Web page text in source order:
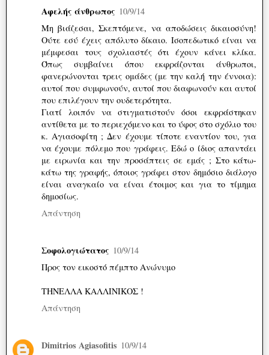
Αφελής άνθρωπος 10/9/14
Μη βιάζεσαι, Σκεπτόμενε, να αποδώσεις δικαιοσύνη!
Ούτε εσύ έχεις απόλυτο δίκαιο. Ισοπεδωτικό είναι να
μέμφεσαι τους σχολιαστές ότι έχουν κάνει κλίκα.
Όπως συμβαίνει όπου εκφράζονται άνθρωποι,
φανερώνονται τρεις ομάδες (με την καλή την έννοια):
αυτοί που συμφωνούν, αυτοί που διαφωνούν και αυτοί
που επιλέγουν την ουδετερότητα.
Γιατί λοιπόν να στιγματιστούν όσοι εκφράστηκαν
αντίθετα με το περιεχόμενο και το ύφος στο σχόλιο του
κ. Αγιασοφίτη ; Δεν έχουμε τίποτε εναντίον του, για
να έχουμε πόλεμο που γράφεις. Εδώ ο ίδιος απαντάει
με ειρωνία και την προσάπτεις σε εμάς ; Στο κάτω-
κάτω της γραφής, όποιος γράφει στον δημόσιο διάλογο
είναι αναγκαίο να είναι έτοιμος και για το τίμημα
δημοσίως.
Απάντηση
Σοφολογιώτατος 10/9/14
Προς τον εικοστό πέμπτο Ανώνυμο
ΤΗΝΕΛΛΑ ΚΑΛΛΙΝΙΚΟΣ !
Απάντηση
Dimitrios Agiasofitis 10/9/14